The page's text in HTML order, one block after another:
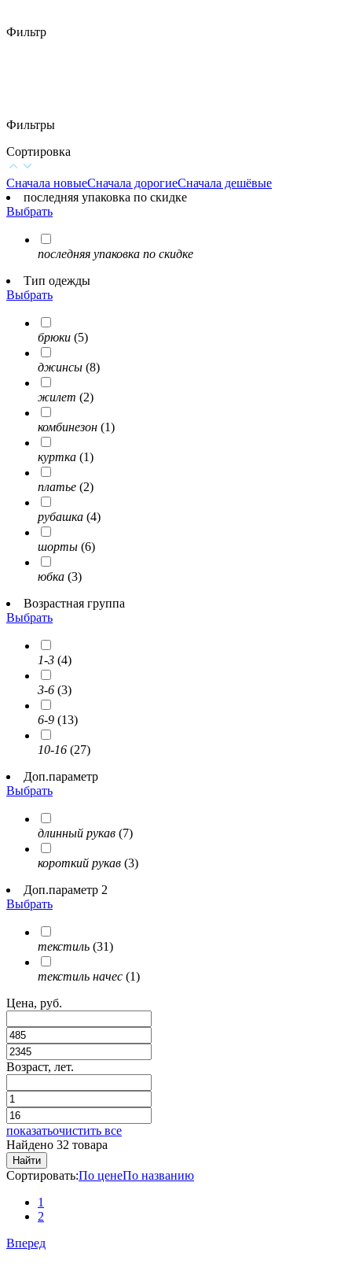
Фильтр
Фильтры
Сортировка
Сначала новыеСначала дорогиеСначала дешёвые
последняя упаковка по скидке
Выбрать
последняя упаковка по скидке
Тип одежды
Выбрать
брюки (5)
джинсы (8)
жилет (2)
комбинезон (1)
куртка (1)
платье (2)
рубашка (4)
шорты (6)
юбка (3)
Возрастная группа
Выбрать
1-3 (4)
3-6 (3)
6-9 (13)
10-16 (27)
Доп.параметр
Выбрать
длинный рукав (7)
короткий рукав (3)
Доп.параметр 2
Выбрать
текстиль (31)
текстиль начес (1)
Цена, руб.
Возраст, лет.
показатьочистить все
Найдено 32 товара
Найти
Сортировать:По ценеПо названию
1
2
Вперед